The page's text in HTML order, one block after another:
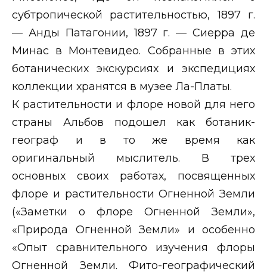
субтропической растительностью, 1897 г.
— Анды Патагонии, 1897 г. — Сиерра де
Минас в Монтевидео. Собранные в этих
ботанических экскурсиях и экспедициях
коллекции хранятся в музее Ла-Платы.
К растительности и флоре новой для него
страны Альбов подошел как ботаник-
географ и в то же время как
оригинальный мыслитель. В трех
основных своих работах, посвященных
флоре и растительности Огненной Земли
(«Заметки о флоре Огненной Земли»,
«Природа Огненной Земли» и особенно
«Опыт сравнительного изучения флоры
Огненной Земли. Фито-географический